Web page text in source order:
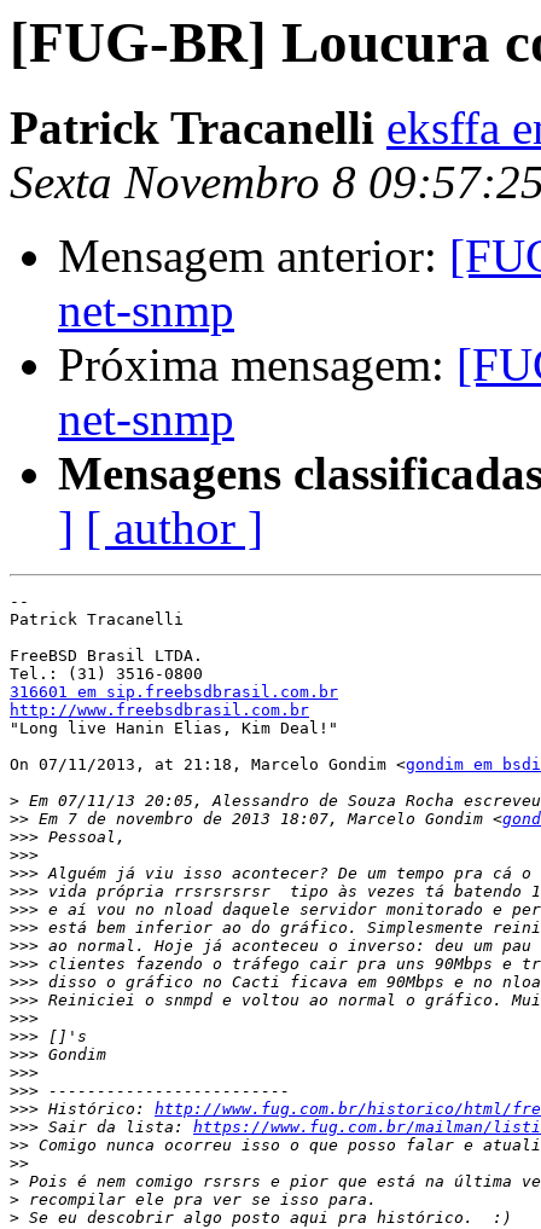
[FUG-BR] Loucura
Patrick Tracanelli eksffa
Sexta Novembro 8
Mensagem anterior:
net-snmp
Próxima mensagem:
net-snmp
Mensagens
] [ author ]
--
Patrick Tracanelli
FreeBSD Brasil LTDA.
316601 em sip.freebsdbrasil.com.br
http://www.freebsdbrasil.com.br
"Long live Hanin Elias, Kim Deal!"
On 07/11/2013, at 21:18, Marcelo Gondim <gondim em
>
>> Em 7 de novembro de 2013 18:07, Marcelo Gondim <
>>>
>>>
>>>
>>>
>>>
>>>
>>>
>>>
>>>
>>>
>>>
>>>
>>>
>>>
>>>
>>> Histórico: http://www.fug.com.br/historico/html/
>>> Sair da lista: https://www.fug.com.br/mailman/
>>
>>
>
>
>